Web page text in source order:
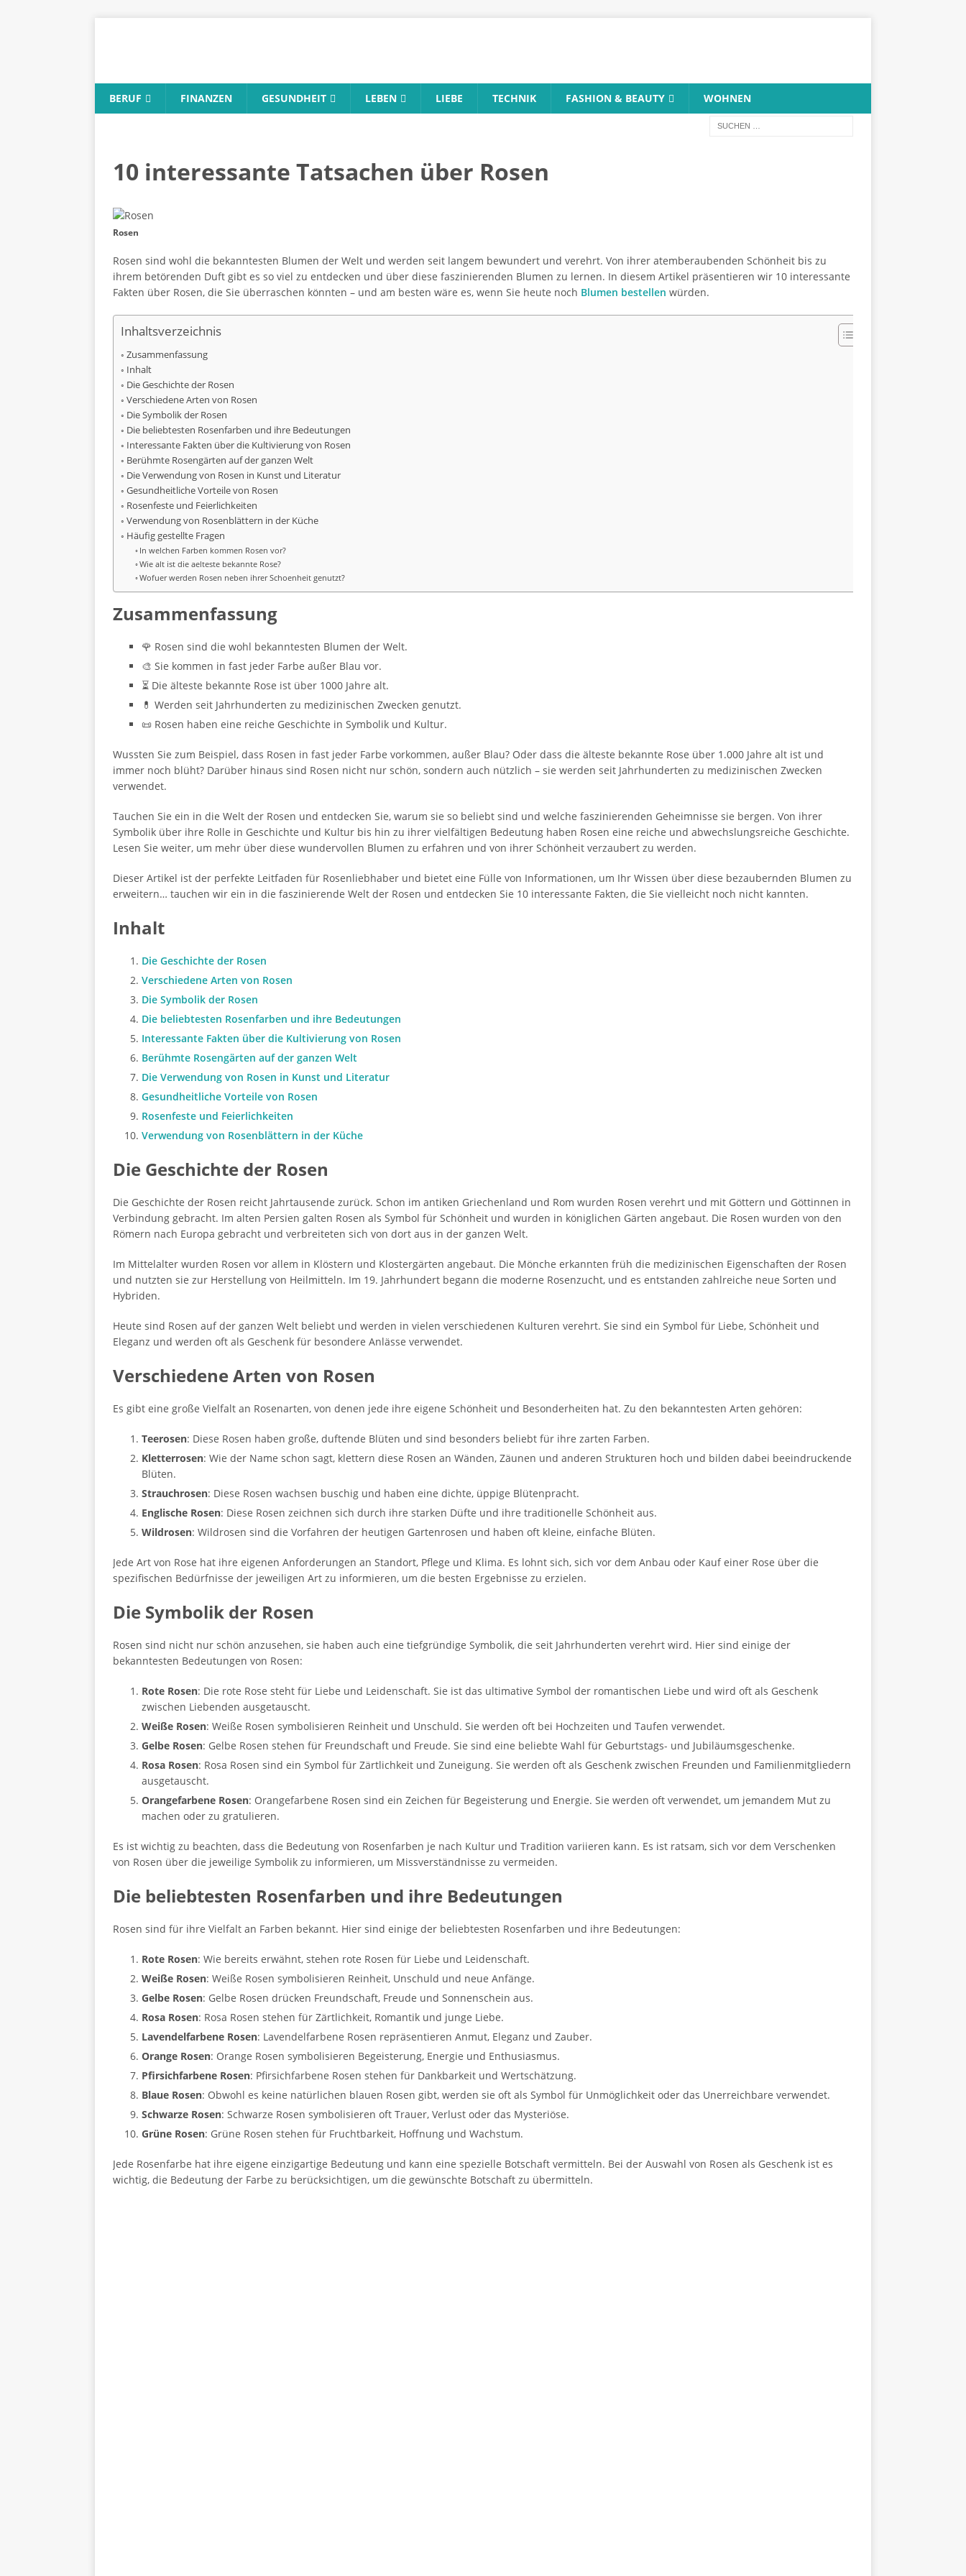
BERUF FINANZEN GESUNDHEIT LEBEN LIEBE TECHNIK FASHION & BEAUTY WOHNEN
10 interessante Tatsachen über Rosen
Rosen
Rosen sind wohl die bekanntesten Blumen der Welt und werden seit langem bewundert und verehrt. Von ihrer atemberaubenden Schönheit bis zu
ihrem betörenden Duft gibt es so viel zu entdecken und über diese faszinierenden Blumen zu lernen. In diesem Artikel präsentieren wir 10 interessante
Fakten über Rosen, die Sie überraschen könnten – und am besten wäre es, wenn Sie heute noch Blumen bestellen würden.
Inhaltsverzeichnis
Zusammenfassung
Inhalt
Die Geschichte der Rosen
Verschiedene Arten von Rosen
Die Symbolik der Rosen
Die beliebtesten Rosenfarben und ihre Bedeutungen
Interessante Fakten über die Kultivierung von Rosen
Berühmte Rosengärten auf der ganzen Welt
Die Verwendung von Rosen in Kunst und Literatur
Gesundheitliche Vorteile von Rosen
Rosenfeste und Feierlichkeiten
Verwendung von Rosenblättern in der Küche
Häufig gestellte Fragen
In welchen Farben kommen Rosen vor?
Wie alt ist die aelteste bekannte Rose?
Wofuer werden Rosen neben ihrer Schoenheit genutzt?
Zusammenfassung
🌹 Rosen sind die wohl bekanntesten Blumen der Welt.
🎨 Sie kommen in fast jeder Farbe außer Blau vor.
⏳ Die älteste bekannte Rose ist über 1000 Jahre alt.
💊 Werden seit Jahrhunderten zu medizinischen Zwecken genutzt.
📜 Rosen haben eine reiche Geschichte in Symbolik und Kultur.
Wussten Sie zum Beispiel, dass Rosen in fast jeder Farbe vorkommen, außer Blau? Oder dass die älteste bekannte Rose über 1.000 Jahre alt ist und
immer noch blüht? Darüber hinaus sind Rosen nicht nur schön, sondern auch nützlich – sie werden seit Jahrhunderten zu medizinischen Zwecken
verwendet.
Tauchen Sie ein in die Welt der Rosen und entdecken Sie, warum sie so beliebt sind und welche faszinierenden Geheimnisse sie bergen. Von ihrer
Symbolik über ihre Rolle in Geschichte und Kultur bis hin zu ihrer vielfältigen Bedeutung haben Rosen eine reiche und abwechslungsreiche Geschichte.
Lesen Sie weiter, um mehr über diese wundervollen Blumen zu erfahren und von ihrer Schönheit verzaubert zu werden.
Dieser Artikel ist der perfekte Leitfaden für Rosenliebhaber und bietet eine Fülle von Informationen, um Ihr Wissen über diese bezaubernden Blumen zu
erweitern… tauchen wir ein in die faszinierende Welt der Rosen und entdecken Sie 10 interessante Fakten, die Sie vielleicht noch nicht kannten.
Inhalt
Die Geschichte der Rosen
Verschiedene Arten von Rosen
Die Symbolik der Rosen
Die beliebtesten Rosenfarben und ihre Bedeutungen
Interessante Fakten über die Kultivierung von Rosen
Berühmte Rosengärten auf der ganzen Welt
Die Verwendung von Rosen in Kunst und Literatur
Gesundheitliche Vorteile von Rosen
Rosenfeste und Feierlichkeiten
Verwendung von Rosenblättern in der Küche
Die Geschichte der Rosen
Die Geschichte der Rosen reicht Jahrtausende zurück. Schon im antiken Griechenland und Rom wurden Rosen verehrt und mit Göttern und Göttinnen in
Verbindung gebracht. Im alten Persien galten Rosen als Symbol für Schönheit und wurden in königlichen Gärten angebaut. Die Rosen wurden von den
Römern nach Europa gebracht und verbreiteten sich von dort aus in der ganzen Welt.
Im Mittelalter wurden Rosen vor allem in Klöstern und Klostergärten angebaut. Die Mönche erkannten früh die medizinischen Eigenschaften der Rosen
und nutzten sie zur Herstellung von Heilmitteln. Im 19. Jahrhundert begann die moderne Rosenzucht, und es entstanden zahlreiche neue Sorten und
Hybriden.
Heute sind Rosen auf der ganzen Welt beliebt und werden in vielen verschiedenen Kulturen verehrt. Sie sind ein Symbol für Liebe, Schönheit und
Eleganz und werden oft als Geschenk für besondere Anlässe verwendet.
Verschiedene Arten von Rosen
Es gibt eine große Vielfalt an Rosenarten, von denen jede ihre eigene Schönheit und Besonderheiten hat. Zu den bekanntesten Arten gehören:
Teerosen: Diese Rosen haben große, duftende Blüten und sind besonders beliebt für ihre zarten Farben.
Kletterrosen: Wie der Name schon sagt, klettern diese Rosen an Wänden, Zäunen und anderen Strukturen hoch und bilden dabei beeindruckende
Blüten.
Strauchrosen: Diese Rosen wachsen buschig und haben eine dichte, üppige Blütenpracht.
Englische Rosen: Diese Rosen zeichnen sich durch ihre starken Düfte und ihre traditionelle Schönheit aus.
Wildrosen: Wildrosen sind die Vorfahren der heutigen Gartenrosen und haben oft kleine, einfache Blüten.
Jede Art von Rose hat ihre eigenen Anforderungen an Standort, Pflege und Klima. Es lohnt sich, sich vor dem Anbau oder Kauf einer Rose über die
spezifischen Bedürfnisse der jeweiligen Art zu informieren, um die besten Ergebnisse zu erzielen.
Die Symbolik der Rosen
Rosen sind nicht nur schön anzusehen, sie haben auch eine tiefgründige Symbolik, die seit Jahrhunderten verehrt wird. Hier sind einige der
bekanntesten Bedeutungen von Rosen:
Rote Rosen: Die rote Rose steht für Liebe und Leidenschaft. Sie ist das ultimative Symbol der romantischen Liebe und wird oft als Geschenk
zwischen Liebenden ausgetauscht.
Weiße Rosen: Weiße Rosen symbolisieren Reinheit und Unschuld. Sie werden oft bei Hochzeiten und Taufen verwendet.
Gelbe Rosen: Gelbe Rosen stehen für Freundschaft und Freude. Sie sind eine beliebte Wahl für Geburtstags- und Jubiläumsgeschenke.
Rosa Rosen: Rosa Rosen sind ein Symbol für Zärtlichkeit und Zuneigung. Sie werden oft als Geschenk zwischen Freunden und Familienmitgliedern
ausgetauscht.
Orangefarbene Rosen: Orangefarbene Rosen sind ein Zeichen für Begeisterung und Energie. Sie werden oft verwendet, um jemandem Mut zu
machen oder zu gratulieren.
Es ist wichtig zu beachten, dass die Bedeutung von Rosenfarben je nach Kultur und Tradition variieren kann. Es ist ratsam, sich vor dem Verschenken
von Rosen über die jeweilige Symbolik zu informieren, um Missverständnisse zu vermeiden.
Die beliebtesten Rosenfarben und ihre Bedeutungen
Rosen sind für ihre Vielfalt an Farben bekannt. Hier sind einige der beliebtesten Rosenfarben und ihre Bedeutungen:
Rote Rosen: Wie bereits erwähnt, stehen rote Rosen für Liebe und Leidenschaft.
Weiße Rosen: Weiße Rosen symbolisieren Reinheit, Unschuld und neue Anfänge.
Gelbe Rosen: Gelbe Rosen drücken Freundschaft, Freude und Sonnenschein aus.
Rosa Rosen: Rosa Rosen stehen für Zärtlichkeit, Romantik und junge Liebe.
Lavendelfarbene Rosen: Lavendelfarbene Rosen repräsentieren Anmut, Eleganz und Zauber.
Orange Rosen: Orange Rosen symbolisieren Begeisterung, Energie und Enthusiasmus.
Pfirsichfarbene Rosen: Pfirsichfarbene Rosen stehen für Dankbarkeit und Wertschätzung.
Blaue Rosen: Obwohl es keine natürlichen blauen Rosen gibt, werden sie oft als Symbol für Unmöglichkeit oder das Unerreichbare verwendet.
Schwarze Rosen: Schwarze Rosen symbolisieren oft Trauer, Verlust oder das Mysteriöse.
Grüne Rosen: Grüne Rosen stehen für Fruchtbarkeit, Hoffnung und Wachstum.
Jede Rosenfarbe hat ihre eigene einzigartige Bedeutung und kann eine spezielle Botschaft vermitteln. Bei der Auswahl von Rosen als Geschenk ist es
wichtig, die Bedeutung der Farbe zu berücksichtigen, um die gewünschte Botschaft zu übermitteln.